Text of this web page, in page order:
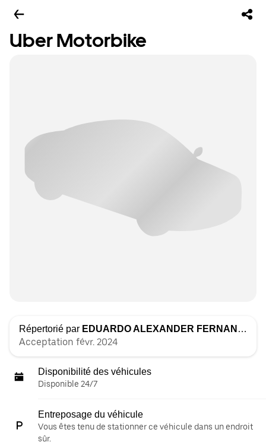
Uber Motorbike
Répertorié par EDUARDO ALEXANDER FERNANDEZ
Acceptation févr. 2024
Disponibilité des véhicules
Disponible 24/7
Entreposage du véhicule
Vous êtes tenu de stationner ce véhicule dans un endroit
sûr.